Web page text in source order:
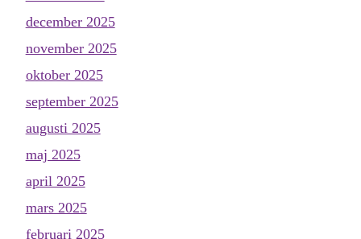
december 2025
november 2025
oktober 2025
september 2025
augusti 2025
maj 2025
april 2025
mars 2025
februari 2025